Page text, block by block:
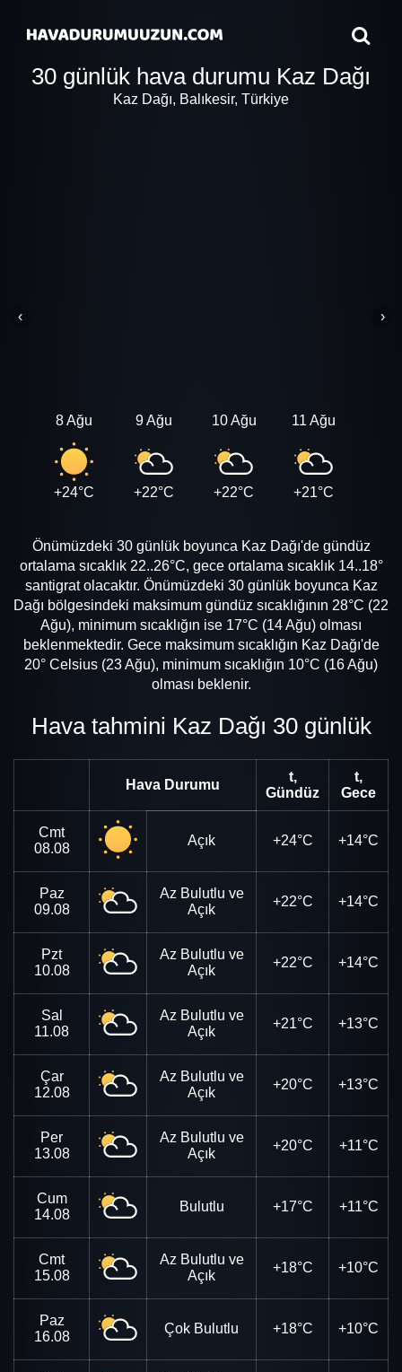
30 günlük hava durumu Kaz Dağı
Kaz Dağı, Balıkesir, Türkiye
8 Ağu
+24°C
9 Ağu
+22°C
10 Ağu
+22°C
11 Ağu
+21°C
‹ ›
Önümüzdeki 30 günlük boyunca Kaz Dağı'de gündüz
ortalama sıcaklık 22..26°C, gece ortalama sıcaklık 14..18°
santigrat olacaktır. Önümüzdeki 30 günlük boyunca Kaz
Dağı bölgesindeki maksimum gündüz sıcaklığının 28°C (22
Ağu), minimum sıcaklığın ise 17°C (14 Ağu) olması
beklenmektedir. Gece maksimum sıcaklığın Kaz Dağı'de
20° Celsius (23 Ağu), minimum sıcaklığın 10°C (16 Ağu)
olması beklenir.
Hava tahmini Kaz Dağı 30 günlük
Hava Durumu
t,
Gündüz
t,
Gece
Cmt
08.08
Açık +24°C +14°C
Paz
09.08
Az Bulutlu ve
Açık
+22°C +14°C
Pzt
10.08
Az Bulutlu ve
Açık
+22°C +14°C
Sal
11.08
Az Bulutlu ve
Açık
+21°C +13°C
Çar
12.08
Az Bulutlu ve
Açık
+20°C +13°C
Per
13.08
Az Bulutlu ve
Açık
+20°C +11°C
Cum
14.08
Bulutlu +17°C +11°C
Cmt
15.08
Az Bulutlu ve
Açık
+18°C +10°C
Paz
16.08
Çok Bulutlu +18°C +10°C